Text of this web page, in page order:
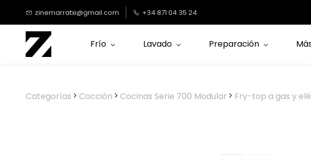
contenido
principal
zinemarratxi@gmail.com +34 871 04 35 24
Frío Lavado Preparación
Categorías Cocción Cocinas Serie 700 Modular Fry-top a gas y